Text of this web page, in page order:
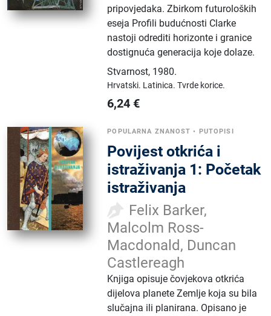
pripovjedaka. Zbirkom futuroloških
eseja Profili budućnosti Clarke
nastoji odrediti horizonte i granice
dostignuća generacija koje dolaze.
Stvarnost, 1980.
Hrvatski. Latinica.Tvrde korice.
6,24 €
POPULARNA ZNANOST • PUTOPISI
Povijest otkrića i
istraživanja 1: Početak
istraživanja
Felix Barker,
Malcolm Ross-
Macdonald, Duncan
Castlereagh
Knjiga opisuje čovjekova otkrića
dijelova planete Zemlje koja su bila
slučajna ili planirana. Opisano je